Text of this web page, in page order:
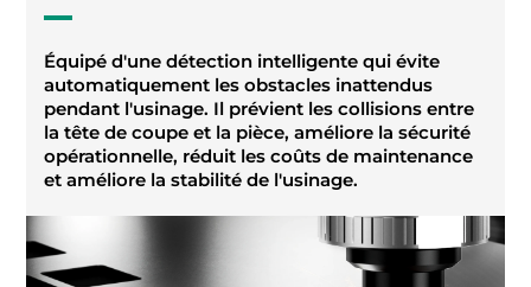
Équipé d'une détection intelligente qui évite
automatiquement les obstacles inattendus
pendant l'usinage. Il prévient les collisions entre
la tête de coupe et la pièce, améliore la sécurité
opérationnelle, réduit les coûts de maintenance
et améliore la stabilité de l'usinage.